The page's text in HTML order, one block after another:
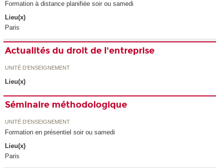
Formation à distance planifiée soir ou samedi
Lieu(x)
Paris
Actualités du droit de l'entreprise
UNITÉ D’ENSEIGNEMENT
Lieu(x)
Séminaire méthodologique
UNITÉ D’ENSEIGNEMENT
Formation en présentiel soir ou samedi
Lieu(x)
Paris